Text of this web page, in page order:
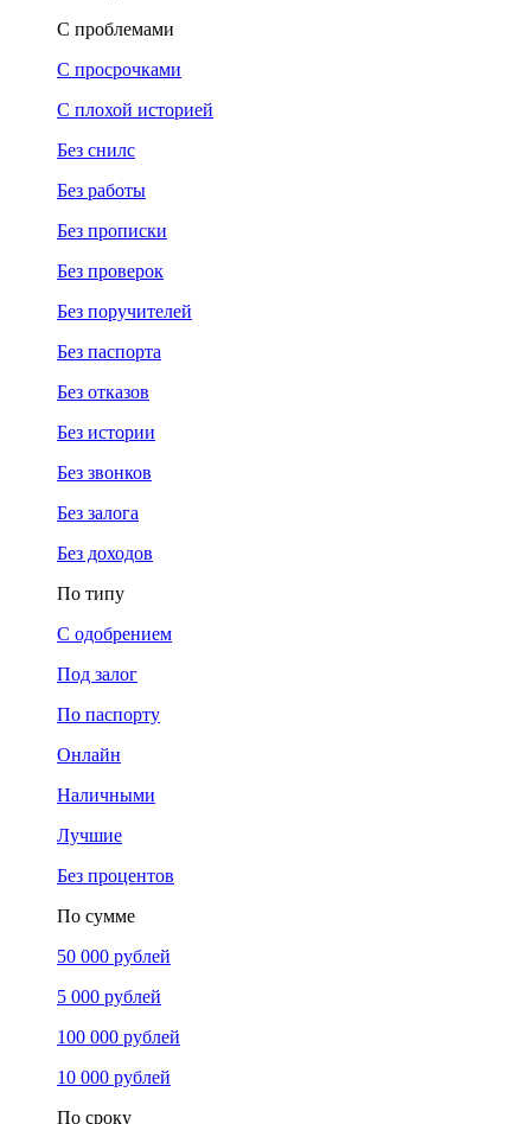
С проблемами
С просрочками
С плохой историей
Без снилс
Без работы
Без прописки
Без проверок
Без поручителей
Без паспорта
Без отказов
Без истории
Без звонков
Без залога
Без доходов
По типу
С одобрением
Под залог
По паспорту
Онлайн
Наличными
Лучшие
Без процентов
По сумме
50 000 рублей
5 000 рублей
100 000 рублей
10 000 рублей
По сроку